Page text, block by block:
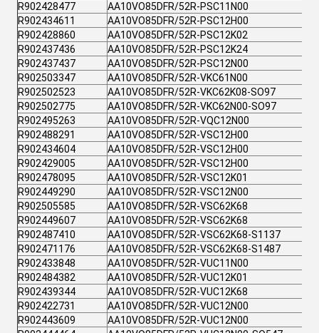
R902428477
AA10VO85DFR/52R-PSC11N00
R902434611
AA10VO85DFR/52R-PSC12H00
R902428860
AA10VO85DFR/52R-PSC12K02
R902437436
AA10VO85DFR/52R-PSC12K24
R902437437
AA10VO85DFR/52R-PSC12N00
R902503347
AA10VO85DFR/52R-VKC61N00
R902502523
AA10VO85DFR/52R-VKC62K08-SO97
R902502775
AA10VO85DFR/52R-VKC62N00-SO97
R902495263
AA10VO85DFR/52R-VQC12N00
R902488291
AA10VO85DFR/52R-VSC12H00
R902434604
AA10VO85DFR/52R-VSC12H00
R902429005
AA10VO85DFR/52R-VSC12H00
R902478095
AA10VO85DFR/52R-VSC12K01
R902449290
AA10VO85DFR/52R-VSC12N00
R902505585
AA10VO85DFR/52R-VSC62K68
R902449607
AA10VO85DFR/52R-VSC62K68
R902487410
AA10VO85DFR/52R-VSC62K68-S1137
R902471176
AA10VO85DFR/52R-VSC62K68-S1487
R902433848
AA10VO85DFR/52R-VUC11N00
R902484382
AA10VO85DFR/52R-VUC12K01
R902439344
AA10VO85DFR/52R-VUC12K68
R902422731
AA10VO85DFR/52R-VUC12N00
R902443609
AA10VO85DFR/52R-VUC12N00